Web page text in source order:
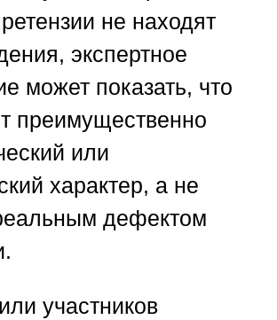
не находят
экспертное
может показать, что
преимущественно
или
характер, а не
дефектом
участников